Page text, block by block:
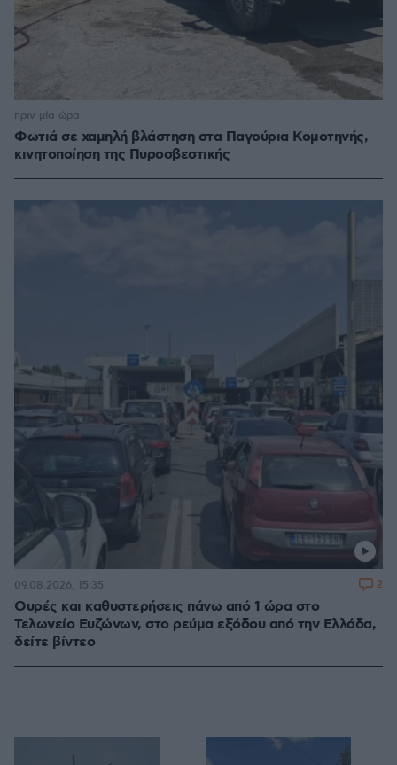
Φωτιά σε χαμηλή βλάστηση στα Παγούρια Κομοτηνής,
κινητοποίηση της Πυροσβεστικής
πριν μία ώρα
Ουρές και καθυστερήσεις πάνω από 1 ώρα στο
Τελωνείο Ευζώνων, στο ρεύμα εξόδου από την Ελλάδα,
δείτε βίντεο
09.08.2026, 15:35 2